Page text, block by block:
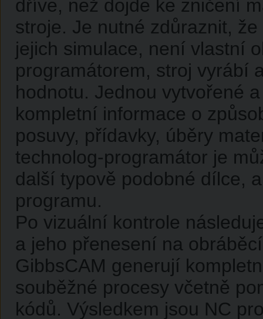
dříve, než dojde ke zničení
stroje. Je nutné zdůraznit,
jejich simulace, není vlastní
programátorem, stroj vyrábí
hodnotu. Jednou vytvořené
kompletní informace o
posuvy, přídavky, úběry
technolog-programátor je
další typově podobné dílce,
programu.
Po vizuální kontrole
a jeho přenesení na
GibbsCAM generují
souběžné procesy včetně
kódů. Výsledkem jsou NC